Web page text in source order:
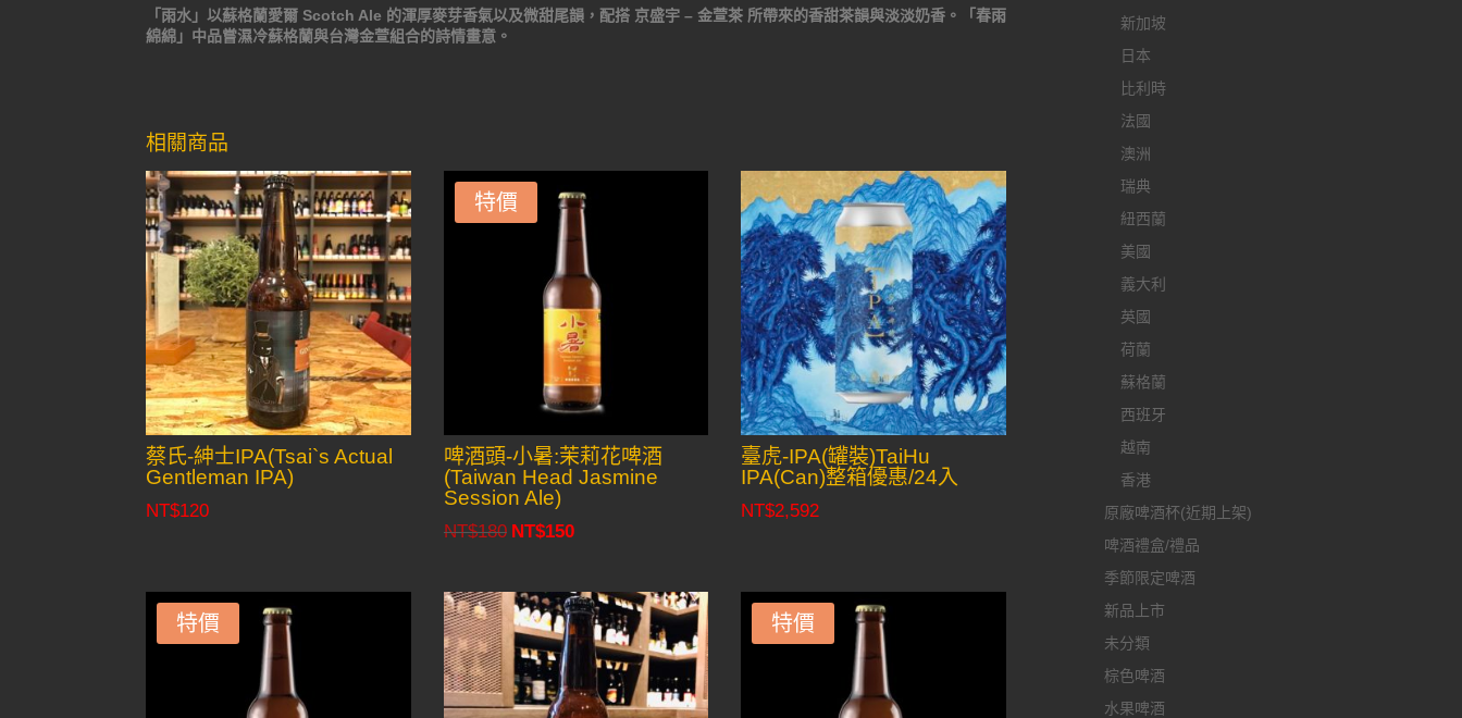
「雨水」以蘇格蘭愛爾 Scotch Ale 的渾厚麥芽香氣以及微甜尾韻，配搭 京盛宇 – 金萱茶 所帶來的香甜茶韻與淡淡奶香。「春雨
綿綿」中品嘗濕冷蘇格蘭與台灣金萱組合的詩情畫意。
相關商品
蔡氏-紳士IPA(Tsai`s Actual
Gentleman IPA)
NT$120
特價
啤酒頭-小暑:茉莉花啤酒
(Taiwan Head Jasmine
Session Ale)
NT$180 Original
NT$180.
NT$150Current
NT$150.
臺虎-IPA(罐裝)TaiHu
IPA(Can)整箱優惠/24入
NT$2,592
特價 特價
新加坡
日本
比利時
法國
澳洲
瑞典
紐西蘭
美國
義大利
英國
荷蘭
蘇格蘭
西班牙
越南
香港
原廠啤酒杯(近期上架)
啤酒禮盒/禮品
季節限定啤酒
新品上市
未分類
棕色啤酒
水果啤酒